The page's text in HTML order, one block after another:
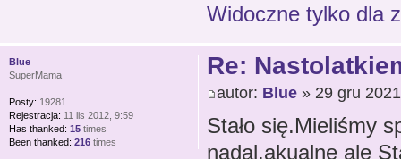
Widoczne tylko dla
Re:
autor: Blue» 29 gru
Stało się.Mieliśmy
nadal.akualne ale
Blue
SuperMama
Posty: 19281
Rejestracja: 11 lis 2012, 9:59
Has thanked: 15 times
Been thanked: 216 times